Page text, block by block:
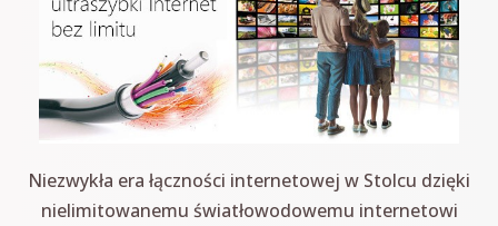
Niezwykła era łączności internetowej w Stolcu dzięki
nielimitowanemu światłowodowemu internetowi